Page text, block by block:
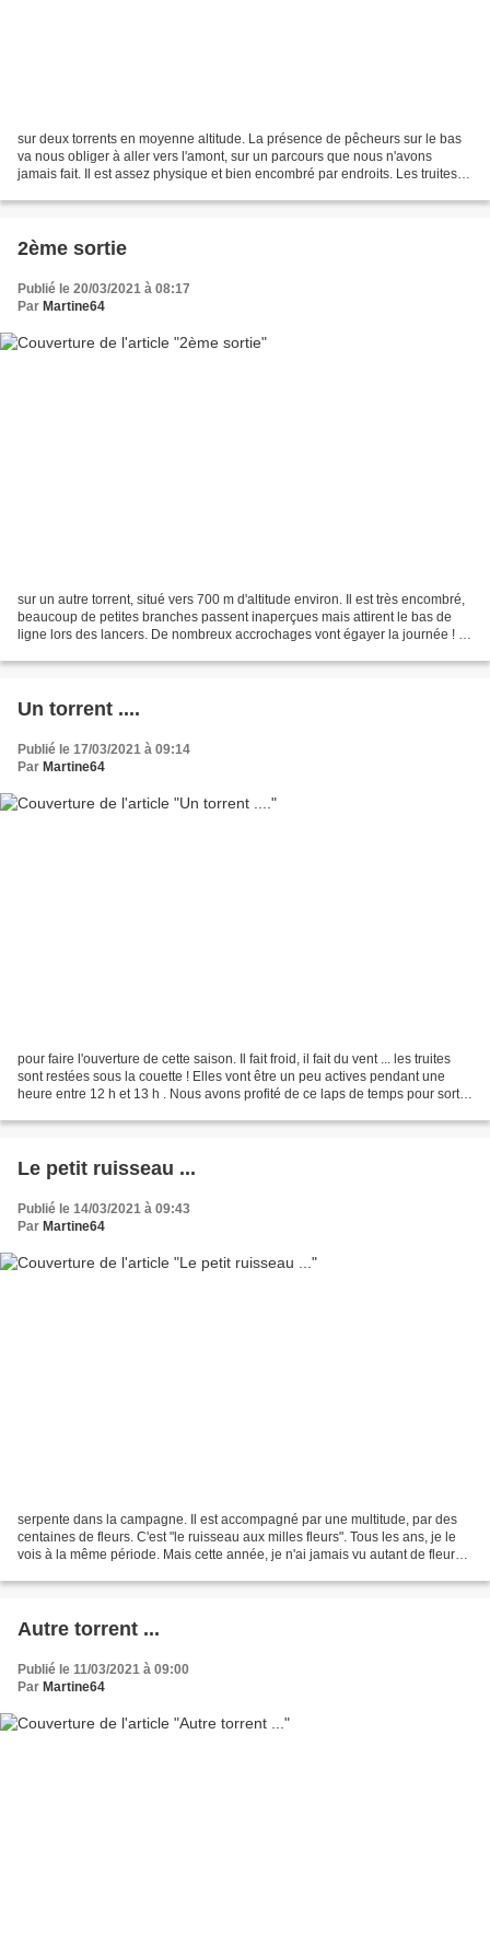
sur deux torrents en moyenne altitude. La présence de pêcheurs sur le bas
va nous obliger à aller vers l'amont, sur un parcours que nous n'avons
jamais fait. Il est assez physique et bien encombré par endroits. Les truites
2ème sortie
Publié le 20/03/2021 à 08:17
Par Martine64
sur un autre torrent, situé vers 700 m d'altitude environ. Il est très encombré,
beaucoup de petites branches passent inaperçues mais attirent le bas de
ligne lors des lancers. De nombreux accrochages vont égayer la journée ! 5
Un torrent ....
Publié le 17/03/2021 à 09:14
Par Martine64
pour faire l'ouverture de cette saison. Il fait froid, il fait du vent ... les truites
sont restées sous la couette ! Elles vont être un peu actives pendant une
heure entre 12 h et 13 h . Nous avons profité de ce laps de temps pour sortir
Le petit ruisseau ...
Publié le 14/03/2021 à 09:43
Par Martine64
serpente dans la campagne. Il est accompagné par une multitude, par des
centaines de fleurs. C'est "le ruisseau aux milles fleurs". Tous les ans, je le
vois à la même période. Mais cette année, je n'ai jamais vu autant de fleurs,
Autre torrent ...
Publié le 11/03/2021 à 09:00
Par Martine64